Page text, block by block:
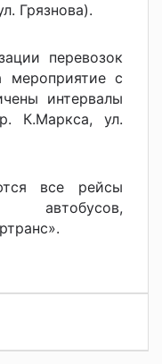
Грязнова).
перевозок
мероприятие с
интервалы
К.Маркса, ул.
все рейсы
автобусов,